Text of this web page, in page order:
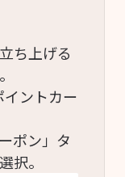
ち上げる
ントカー
ポン」タ
択。